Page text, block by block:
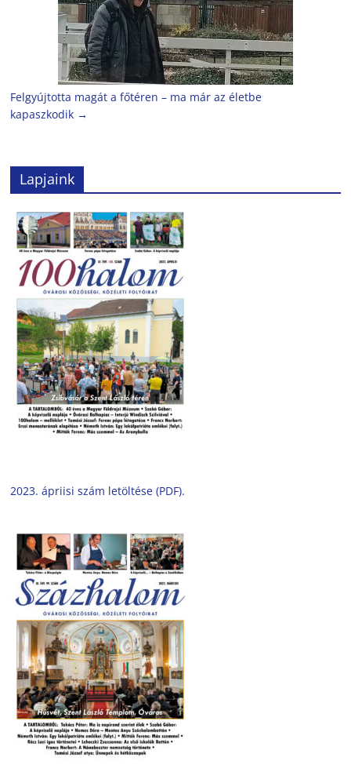
Felgyújtotta magát a főtéren – ma már az életbe
kapaszkodik →
Lapjaink
2023. ápriisi szám letöltése (PDF).